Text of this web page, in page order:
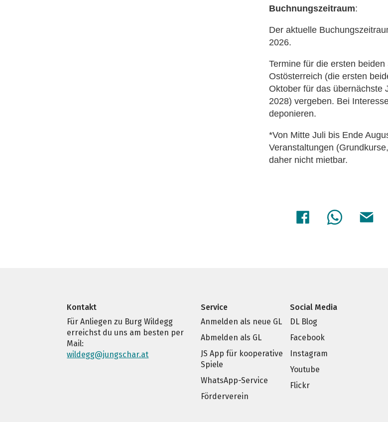
Buchnungszeitraum:
Der aktuelle
2026.
Termine für die ersten
Ostösterreich (die ersten
Oktober für das übernächste
2028) vergeben. Bei
deponieren.
*Von Mitte Juli bis Ende
Veranstaltungen
daher nicht mietbar.
Kontakt
Für Anliegen zu Burg Wildegg
erreichst du uns am besten per
Mail:
wildegg@jungschar.at
Service
Anmelden als neue GL
Abmelden als GL
JS App für kooperative
Spiele
WhatsApp-Service
Förderverein
Social Media
DL Blog
Facebook
Instagram
Youtube
Flickr